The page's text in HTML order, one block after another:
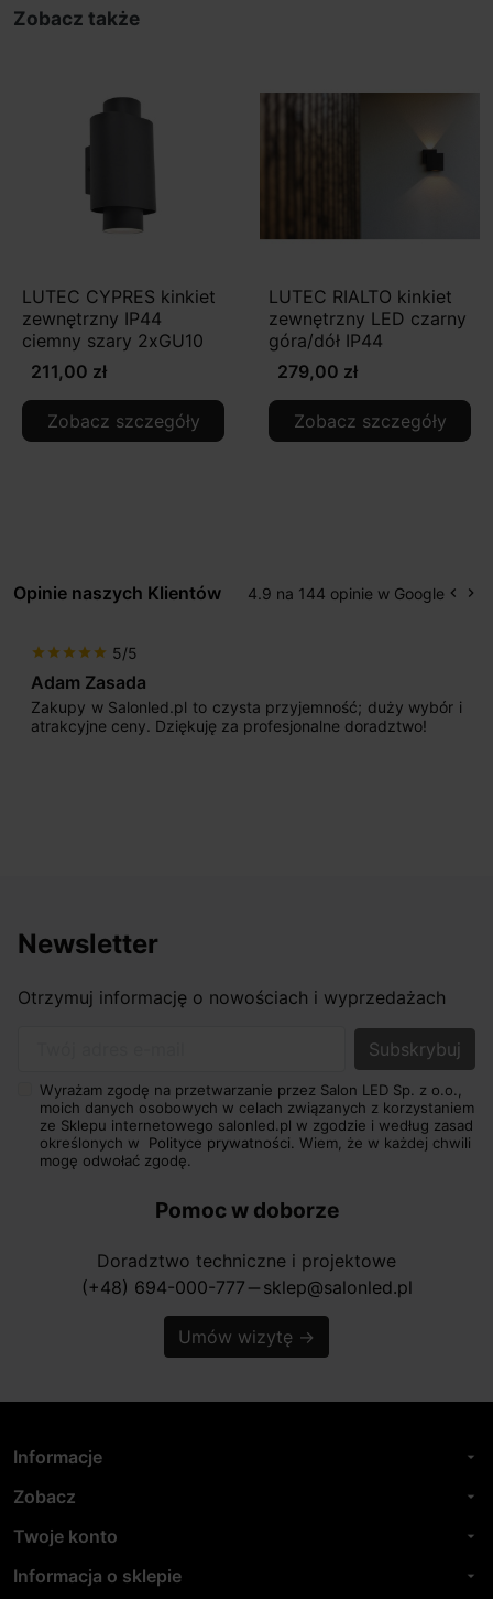
Zobacz także
LUTEC CYPRES kinkiet
zewnętrzny IP44
ciemny szary 2xGU10
211,00 zł
Zobacz szczegóły
LUTEC RIALTO kinkiet
zewnętrzny LED czarny
góra/dół IP44
279,00 zł
Zobacz szczegóły
Opinie naszych Klientów 4.9 na 144 opinie w Google keyboard_arrow_left keyboard_arrow_right
star star star star star 5/5
Adam Zasada
Zakupy w Salonled.pl to czysta przyjemność; duży wybór i
atrakcyjne ceny. Dziękuję za profesjonalne doradztwo!
Newsletter
Otrzymuj informację o nowościach i wyprzedażach
Wyrażam zgodę na przetwarzanie przez Salon LED Sp. z o.o.,
moich danych osobowych w celach związanych z korzystaniem
ze Sklepu internetowego salonled.pl w zgodzie i według zasad
określonych w Polityce prywatności. Wiem, że w każdej chwili
mogę odwołać zgodę.
Pomoc w doborze
Doradztwo techniczne i projektowe
(+48) 694-000-777 horizontal_rule sklep@salonled.pl
Umów wizytę →
Informacje arrow_drop_down
Zobacz arrow_drop_down
Twoje konto arrow_drop_down
Informacja o sklepie arrow_drop_down